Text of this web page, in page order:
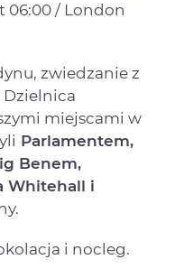
06:00 / London
zwiedzanie z
miejscami w
Parlamentem,
Benem,
Whitehall i
i nocleg.